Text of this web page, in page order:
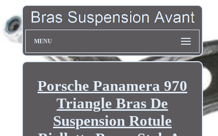
MENU
Porsche Panamera 970
Triangle Bras De
Suspension Rotule